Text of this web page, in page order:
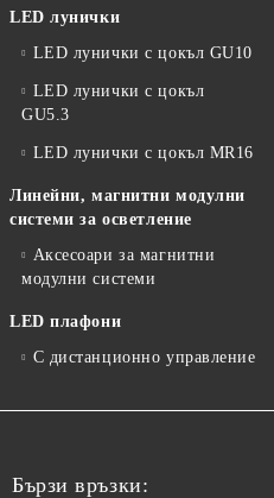
LED лунички
LED лунички с цокъл GU10
LED лунички с цокъл
GU5.3
LED лунички с цокъл MR16
Линейни, магнитни модулни
системи за осветление
Аксесоари за магнитни
модулни системи
LED плафони
С дистанционно управление
Бързи връзки: